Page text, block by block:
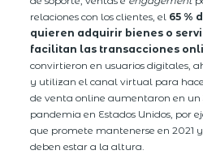
relaciones con los clientes, el 65 %
quieren adquirir bienes o
facilitan las transacciones
convirtieron en usuarios digitales,
y utilizan el canal virtual para
de venta online aumentaron en un
pandemia en Estados Unidos, por
que promete mantenerse en 2021
deben estar a la altura.